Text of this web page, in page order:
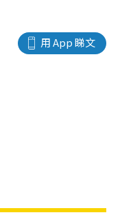
用 App 睇文